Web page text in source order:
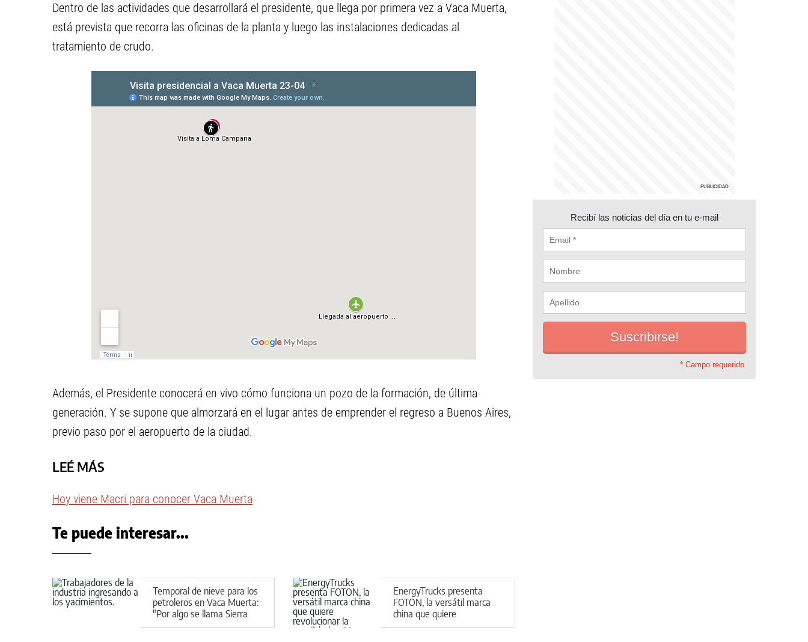
Dentro de las actividades que desarrollará el presidente, que llega por primera vez a Vaca Muerta,
está prevista que recorra las oficinas de la planta y luego las instalaciones dedicadas al
tratamiento de crudo.
Además, el Presidente conocerá en vivo cómo funciona un pozo de la formación, de última
generación. Y se supone que almorzará en el lugar antes de emprender el regreso a Buenos Aires,
previo paso por el aeropuerto de la ciudad.
LEÉ MÁS
Hoy viene Macri para conocer Vaca Muerta
Te puede interesar...
Temporal de nieve para los
petroleros en Vaca Muerta:
"Por algo se llama Sierra
Barrosa"
EnergyTrucks presenta
FOTON, la versátil marca
china que quiere
revolucionar la movilidad en
Recibí las noticias del día en tu e-mail
* Campo requerido